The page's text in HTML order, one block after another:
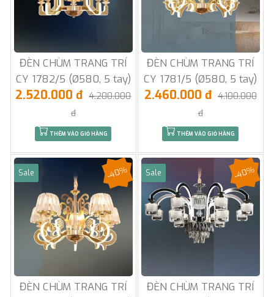
ĐÈN CHÙM TRANG TRÍ
CY 1782/5 (Ø580, 5 tay)
2.520.000 đ 4.200.000
đ
THÊM VÀO GIỎ HÀNG
ĐÈN CHÙM TRANG TRÍ
CY 1781/5 (Ø580, 5 tay)
2.460.000 đ 4.100.000
đ
THÊM VÀO GIỎ HÀNG
Sale
ĐÈN CHÙM TRANG TRÍ
-40% Sale
ĐÈN CHÙM TRANG TRÍ
-40%